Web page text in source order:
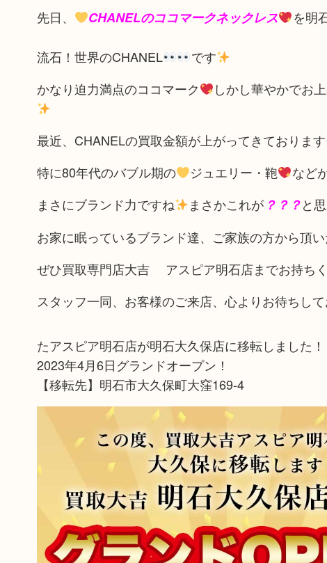
先日、 CHANELのココマークネックレス を明
流石！世界のCHANEL
です
かなり迫力満点のココマーク
しかし華やかでお
最近、CHANELの買取金額が上がってきております
特に80年代のバブル期の
ジュエリー・鞄
など
まさにブランド力ですね
まさかこれが ？？？と
お家に眠っているブランド達、ご家族の方から頂
ぜひ買取専門店大吉 アスピア明石店までお持ち
スタッフ一同、お客様のご来店、心よりお待ちして
たアスピア明石店が明石大久保店に移転しました！
2023年4月6日グランドオープン！
【移転先】明石市大久保町大窪169-4